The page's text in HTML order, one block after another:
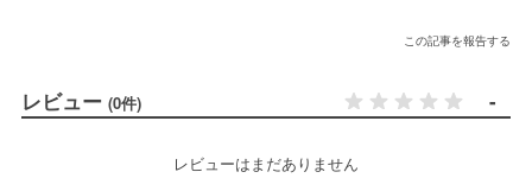
この記事を報告する
レビュー (0件) -
レビューはまだありません